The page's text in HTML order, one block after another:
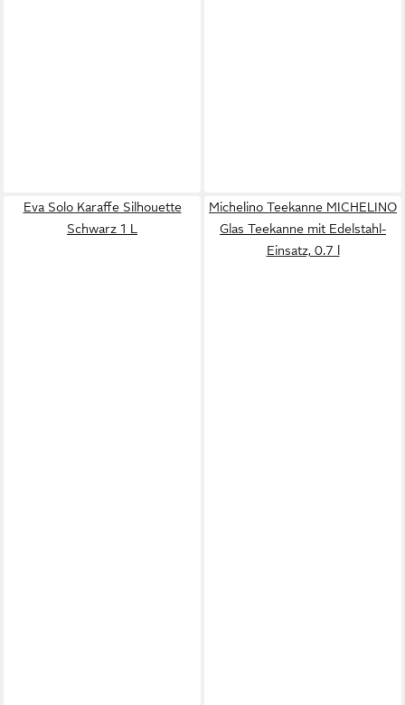
Eva Solo Karaffe Silhouette
Schwarz 1 L
Michelino Teekanne MICHELINO
Glas Teekanne mit Edelstahl-
Einsatz, 0.7 l